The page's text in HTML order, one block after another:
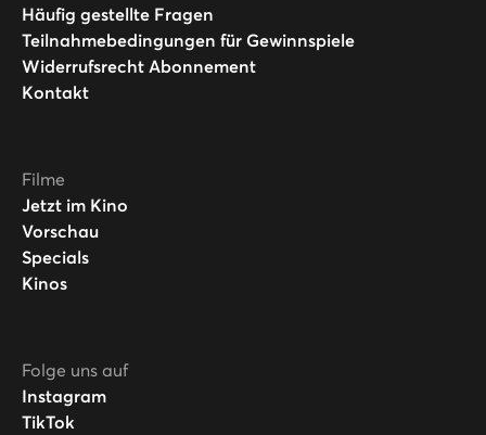
Häufig gestellte Fragen
Teilnahmebedingungen für Gewinnspiele
Widerrufsrecht Abonnement
Kontakt
Filme
Jetzt im Kino
Vorschau
Specials
Kinos
Folge uns auf
Instagram
TikTok